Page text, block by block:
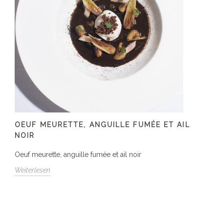
OEUF MEURETTE, ANGUILLE FUMÉE ET AIL
NOIR
Oeuf meurette, anguille fumée et ail noir
Weiterlesen